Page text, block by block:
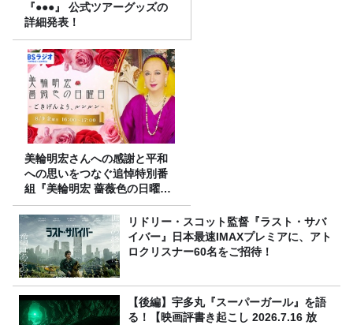
『●●●』 公式ツアーグッズの
詳細発表！
美輪明宏さんへの感謝と平和
への思いをつなぐ追悼特別番
組『美輪明宏 薔薇色の日曜日
～ごきげんよう、ルンルン
～』8/9（日）16時放送リドリー・スコット監督『ラスト・サバ
イバー』日本最速IMAXプレミアに、アト
ロクリスナー60名をご招待！
【後編】宇多丸『スーパーガール』を語
る！【映画評書き起こし 2026.7.16 放